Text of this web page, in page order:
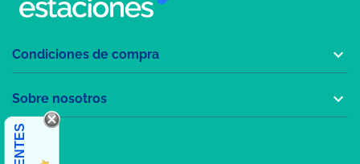
Condiciones de compra 
Sobre nosotros 